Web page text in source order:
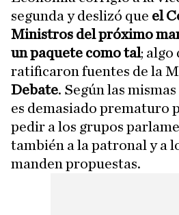
segunda y deslizó que el
Ministros del próximo
un paquete como tal; algo
ratificaron fuentes de la
Debate. Según las
es demasiado prematuro
pedir a los grupos
también a la patronal y a
manden propuestas.